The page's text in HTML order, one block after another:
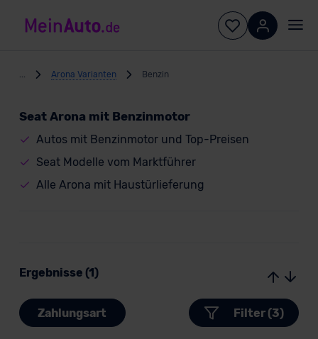
Arona Varianten Benzin
Seat Arona mit Benzinmotor
Autos mit Benzinmotor und Top-Preisen
Seat Modelle vom Marktführer
Alle Arona mit Haustürlieferung
Ergebnisse (1)
Zahlungsart Filter (3)